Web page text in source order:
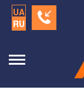
UA
RU